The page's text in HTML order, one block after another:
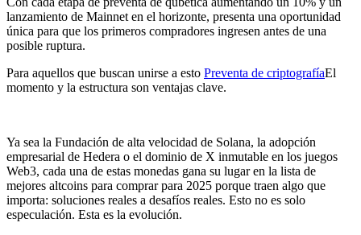
lanzamiento de Mainnet en el horizonte, presenta una oportunidad
única para que los primeros compradores ingresen antes de una
posible ruptura.
Para aquellos que buscan unirse a esto Preventa de criptografíaEl
momento y la estructura son ventajas clave.
Ya sea la Fundación de alta velocidad de Solana, la adopción
empresarial de Hedera o el dominio de X inmutable en los juegos
Web3, cada una de estas monedas gana su lugar en la lista de
mejores altcoins para comprar para 2025 porque traen algo que
importa: soluciones reales a desafíos reales. Esto no es solo
especulación. Esta es la evolución.